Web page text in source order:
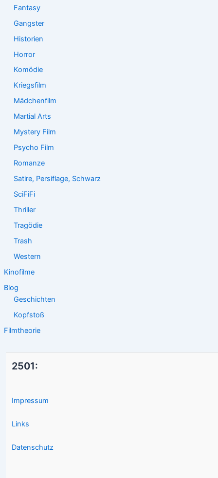
Fantasy
Gangster
Historien
Horror
Komödie
Kriegsfilm
Mädchenfilm
Martial Arts
Mystery Film
Psycho Film
Romanze
Satire, Persiflage, Schwarz
SciFiFi
Thriller
Tragödie
Trash
Western
Kinofilme
Blog
Geschichten
Kopfstoß
Filmtheorie
2501:
Impressum
Links
Datenschutz